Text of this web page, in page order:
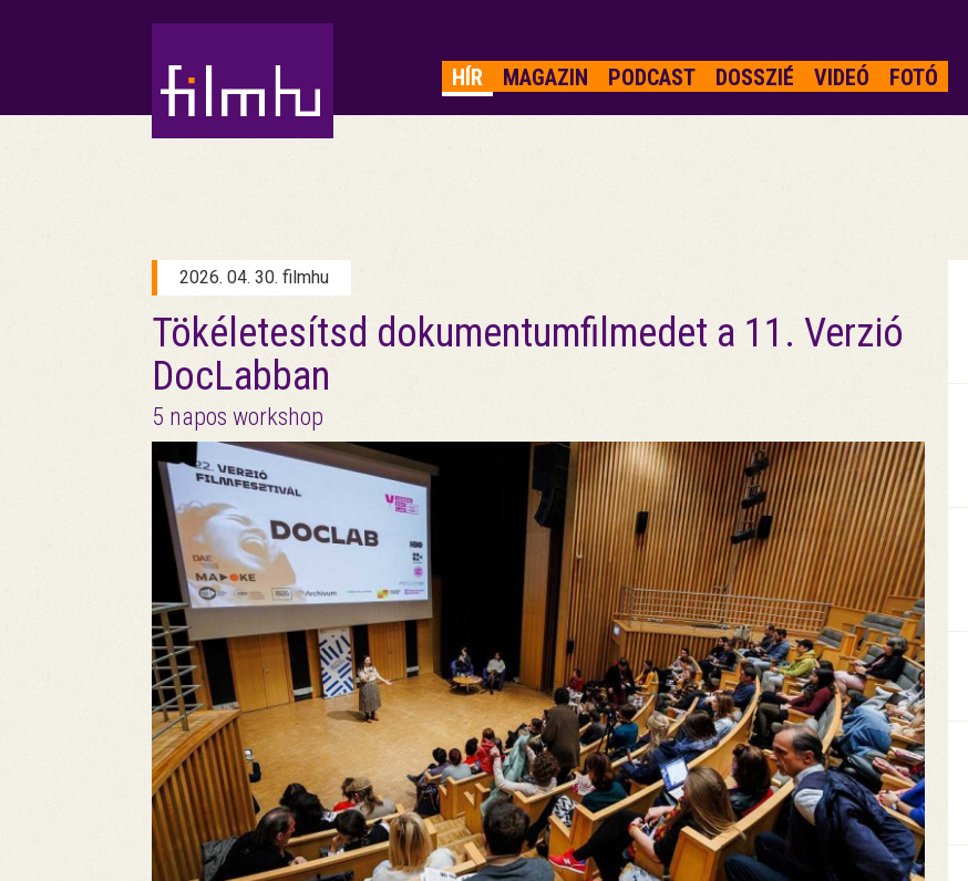
HÍR MAGAZIN PODCAST DOSSZIÉ VIDEÓ FOTÓ
2026. 04. 30. filmhu
Tökéletesítsd dokumentumfilmedet a 11. Verzió
DocLabban
5 napos workshop